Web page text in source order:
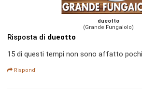
dueotto
(Grande Fungaiolo)
Risposta di dueotto
15 di questi tempi non sono affatto
Rispondi